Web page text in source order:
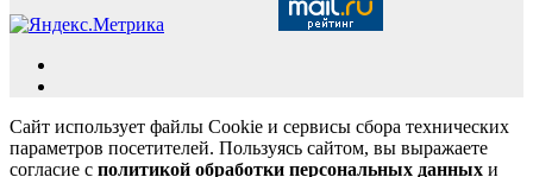
Сайт использует файлы Cookie и сервисы сбора технических
параметров посетителей. Пользуясь сайтом, вы выражаете
согласие с политикой обработки персональных данных и